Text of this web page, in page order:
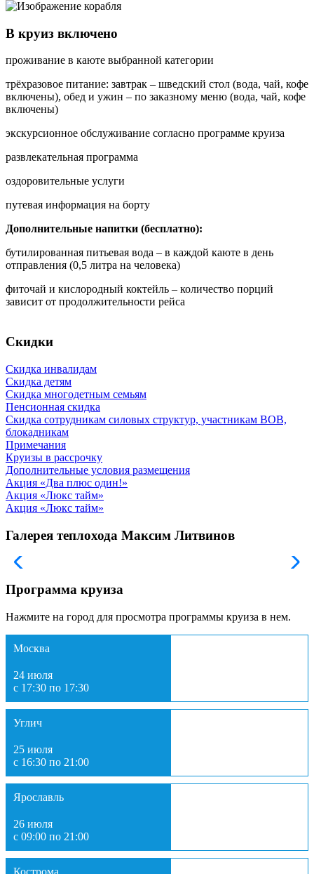
В круиз включено
проживание в каюте выбранной категории
трёхразовое питание: завтрак – шведский стол (вода, чай, кофе
включены), обед и ужин – по заказному меню (вода, чай, кофе
включены)
экскурсионное обслуживание согласно программе круиза
развлекательная программа
оздоровительные услуги
путевая информация на борту
Дополнительные напитки (бесплатно):
бутилированная питьевая вода – в каждой каюте в день
отправления (0,5 литра на человека)
фиточай и кислородный коктейль – количество порций
зависит от продолжительности рейса
Скидки
Скидка инвалидам
Скидка детям
Скидка многодетным семьям
Пенсионная скидка
Скидка сотрудникам силовых структур, участникам ВОВ,
блокадникам
Примечания
Круизы в рассрочку
Дополнительные условия размещения
Акция «Два плюс один!»
Акция «Люкс тайм»
Акция «Люкс тайм»
Галерея теплохода Максим Литвинов
Программа круиза
Нажмите на город для просмотра программы круиза в нем.
Москва
24 июля
с 17:30 по 17:30
Углич
25 июля
с 16:30 по 21:00
Ярославль
26 июля
с 09:00 по 21:00
Кострома